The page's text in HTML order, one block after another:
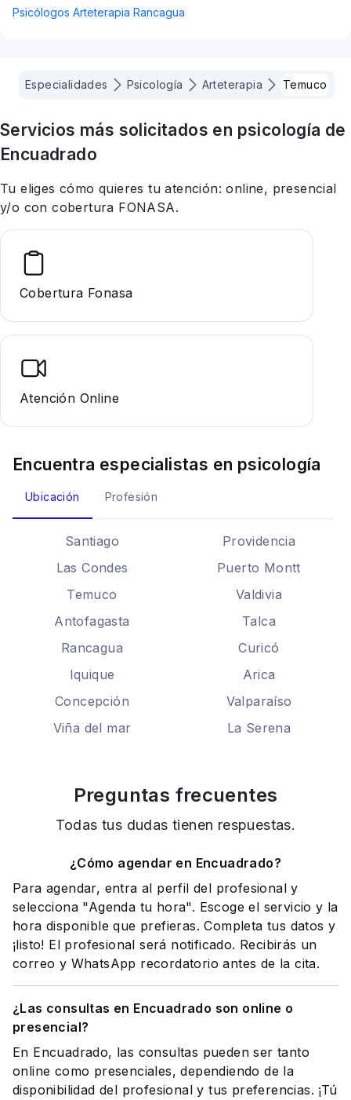
Psicólogos Arteterapia Rancagua
Especialidades Psicología Arteterapia Temuco
Servicios más solicitados en psicología de
Encuadrado
Tu eliges cómo quieres tu atención: online, presencial
y/o con cobertura FONASA.
Cobertura Fonasa
Atención Online
Encuentra especialistas en psicología
Ubicación Profesión
Santiago
Providencia
Las Condes
Puerto Montt
Temuco
Valdivia
Antofagasta
Talca
Rancagua
Curicó
Iquique
Arica
Concepción
Valparaíso
Viña del mar
La Serena
Preguntas frecuentes
Todas tus dudas tienen respuestas.
¿Cómo agendar en Encuadrado?
Para agendar, entra al perfil del profesional y
selecciona "Agenda tu hora". Escoge el servicio y la
hora disponible que prefieras. Completa tus datos y
¡listo! El profesional será notificado. Recibirás un
correo y WhatsApp recordatorio antes de la cita.
¿Las consultas en Encuadrado son online o
presencial?
En Encuadrado, las consultas pueden ser tanto
online como presenciales, dependiendo de la
disponibilidad del profesional y tus preferencias. ¡Tú